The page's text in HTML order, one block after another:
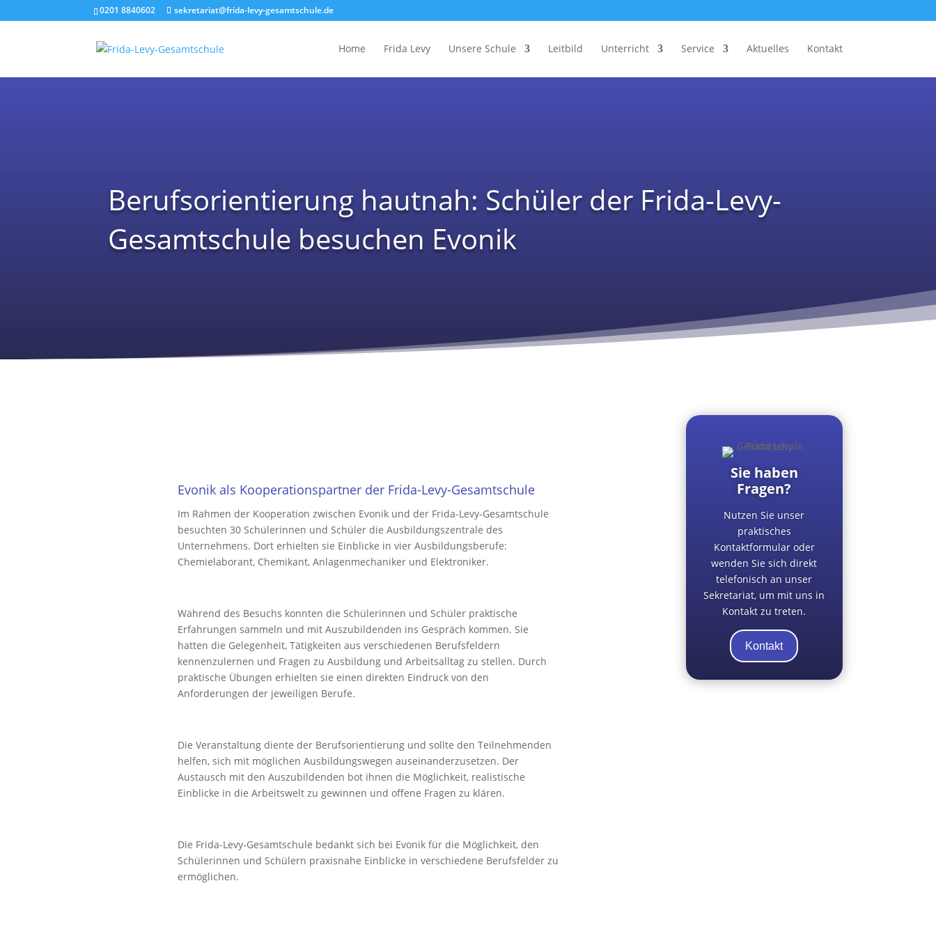
0201 8840602 sekretariat@frida-levy-gesamtschule.de
Home Frida Levy Unsere Schule Leitbild Unterricht Service Aktuelles Kontakt
Berufsorientierung hautnah: Schüler der Frida-Levy-
Gesamtschule besuchen Evonik
Evonik als Kooperationspartner der Frida-Levy-Gesamtschule
Im Rahmen der Kooperation zwischen Evonik und der Frida-Levy-Gesamtschule
besuchten 30 Schülerinnen und Schüler die Ausbildungszentrale des
Unternehmens. Dort erhielten sie Einblicke in vier Ausbildungsberufe:
Chemielaborant, Chemikant, Anlagenmechaniker und Elektroniker.
Während des Besuchs konnten die Schülerinnen und Schüler praktische
Erfahrungen sammeln und mit Auszubildenden ins Gespräch kommen. Sie
hatten die Gelegenheit, Tätigkeiten aus verschiedenen Berufsfeldern
kennenzulernen und Fragen zu Ausbildung und Arbeitsalltag zu stellen. Durch
praktische Übungen erhielten sie einen direkten Eindruck von den
Anforderungen der jeweiligen Berufe.
Die Veranstaltung diente der Berufsorientierung und sollte den Teilnehmenden
helfen, sich mit möglichen Ausbildungswegen auseinanderzusetzen. Der
Austausch mit den Auszubildenden bot ihnen die Möglichkeit, realistische
Einblicke in die Arbeitswelt zu gewinnen und offene Fragen zu klären.
Die Frida-Levy-Gesamtschule bedankt sich bei Evonik für die Möglichkeit, den
Schülerinnen und Schülern praxisnahe Einblicke in verschiedene Berufsfelder zu
ermöglichen.
Sie haben
Fragen?
Nutzen Sie unser
praktisches
Kontaktformular oder
wenden Sie sich direkt
telefonisch an unser
Sekretariat, um mit uns in
Kontakt zu treten.
Kontakt